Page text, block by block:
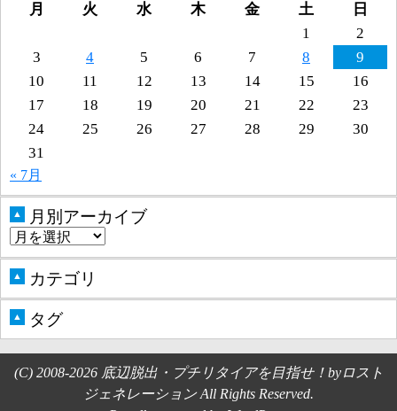
月 火 水 木 金 土
日
1
2
3
4 5 6 7 8
9
10
11 12 13 14 15
16
17
18 19 20 21 22
23
24
25 26 27 28 29
30
31
« 7月
▲ 月別アーカイブ
▲ カテゴリ
▲ タグ
(C) 2008-2026 底辺脱出・プチリタイアを目指せ！byロスト
ジェネレーション All Rights Reserved.